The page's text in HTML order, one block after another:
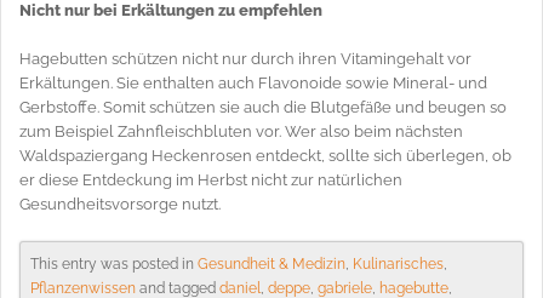
Nicht nur bei Erkältungen zu empfehlen
Hagebutten schützen nicht nur durch ihren Vitamingehalt vor
Erkältungen. Sie enthalten auch Flavonoide sowie Mineral- und
Gerbstoffe. Somit schützen sie auch die Blutgefäße und beugen so
zum Beispiel Zahnfleischbluten vor. Wer also beim nächsten
Waldspaziergang Heckenrosen entdeckt, sollte sich überlegen, ob
er diese Entdeckung im Herbst nicht zur natürlichen
Gesundheitsvorsorge nutzt.
This entry was posted in Gesundheit & Medizin, Kulinarisches,
Pflanzenwissen and tagged daniel, deppe, gabriele, hagebutte,